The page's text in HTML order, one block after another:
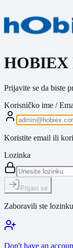
HOBIEX
Prijavite se da biste
Korisničko ime /
Koristite email ili
Lozinka
Prijavi se
Zaboravili ste
Don't have an